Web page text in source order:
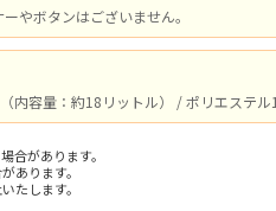
やボタンはございません。
内容量：約18リットル） / ポリエステ
合があります。
あります。
たします。